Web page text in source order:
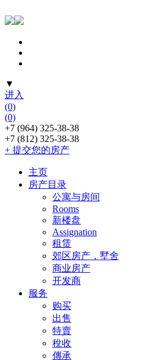
▼
进入
(0)
(0)
+7 (964) 325-38-38
+7 (812) 325-38-38
+ 提交您的房产
主页
房产目录
公寓与房间
Rooms
新楼盘
Assignation
租赁
郊区房产，墅舍
商业房产
开发商
服务
购买
出售
特賣
稅收
傳承